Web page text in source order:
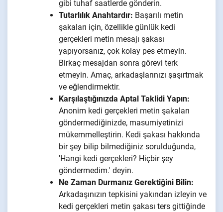
gibi tuhaf saatlerde gönderin.
Tutarlılık Anahtardır: Başarılı metin
şakaları için, özellikle günlük kedi
gerçekleri metin mesajı şakası
yapıyorsanız, çok kolay pes etmeyin.
Birkaç mesajdan sonra görevi terk
etmeyin. Amaç, arkadaşlarınızı şaşırtmak
ve eğlendirmektir.
Karşılaştığınızda Aptal Taklidi Yapın:
Anonim kedi gerçekleri metin şakaları
göndermediğinizde, masumiyetinizi
mükemmelleştirin. Kedi şakası hakkında
bir şey bilip bilmediğiniz sorulduğunda,
'Hangi kedi gerçekleri? Hiçbir şey
göndermedim.' deyin.
Ne Zaman Durmanız Gerektiğini Bilin:
Arkadaşınızın tepkisini yakından izleyin ve
kedi gerçekleri metin şakası ters gittiğinde